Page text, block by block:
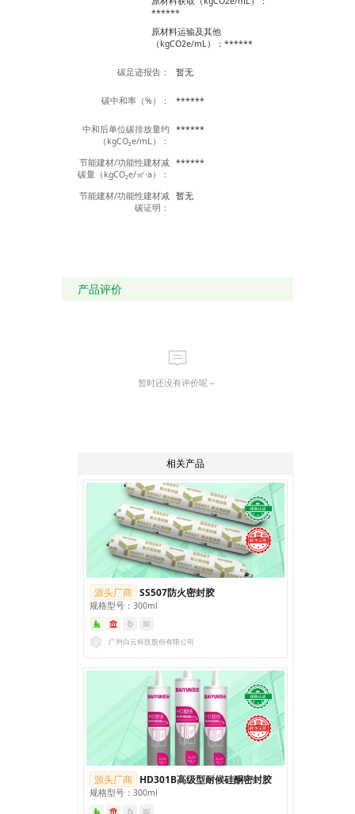
******
原材料运输及其他
（kgCO2e/mL）：******
碳足迹报告： 暂无
碳中和率（%）： ******
中和后单位碳排放量约
（kgCO₂e/mL）：
******
节能建材/功能性建材减
碳量（kgCO₂e/㎡·a）：
******
节能建材/功能性建材减
碳证明：
暂无
产品评价
暂时还没有评价呢～
相关产品
源头厂商 SS507防火密封胶
规格型号：300ml
广州白云科技股份有限公司
源头厂商 HD301B高级型耐候硅酮密封胶
规格型号：300ml